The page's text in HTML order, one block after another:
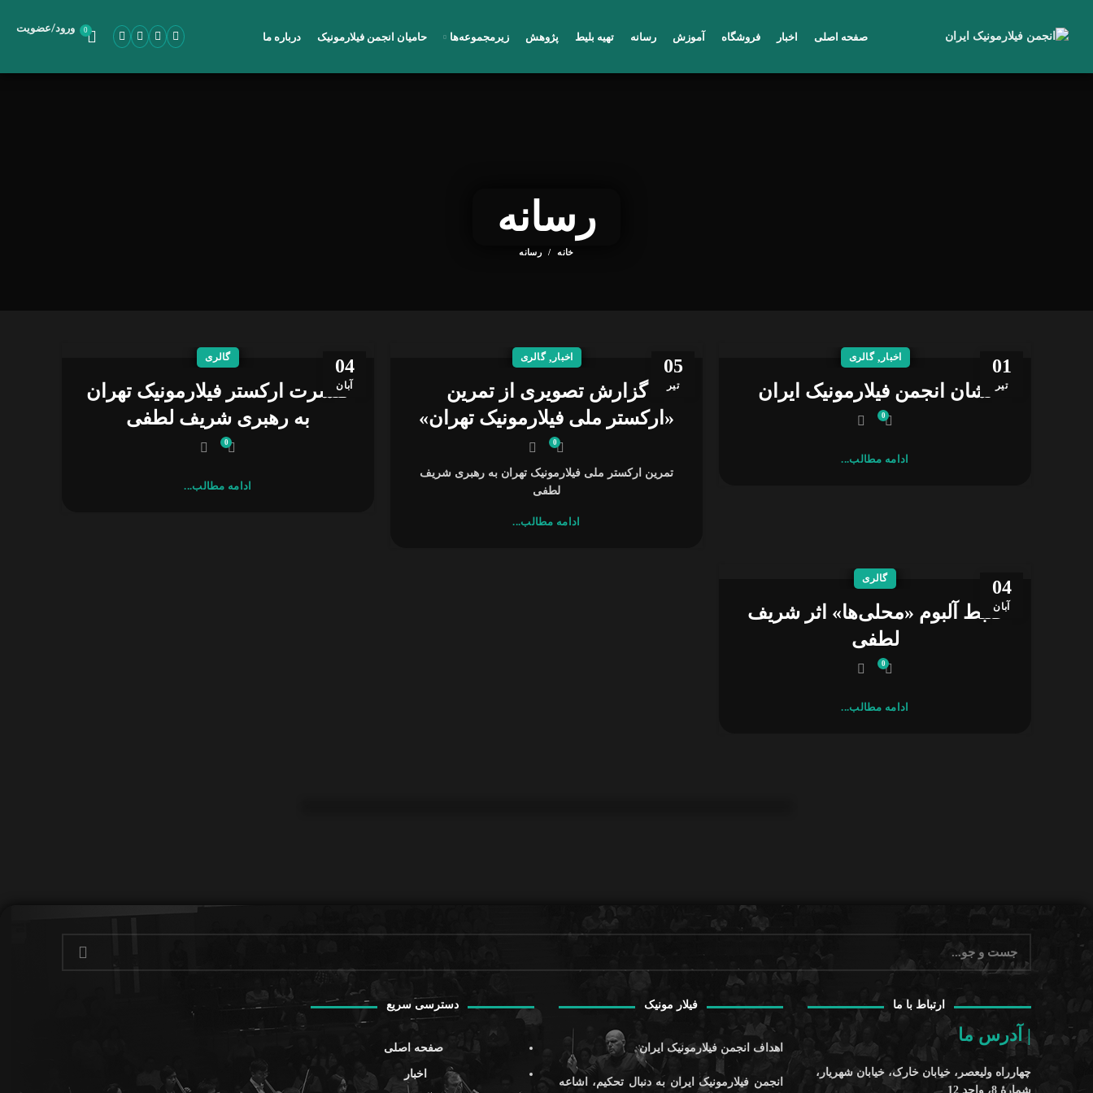
صفحه اصلی اخبار فروشگاه آموزش رسانه تهیه بلیط پژوهش زیرمجموعه‌ها حامیان انجمن فیلارمونیک درباره ما
0 ورود/عضویت
رسانه
خانه رسانه
01
تیر
اخبار ,گالری
نشان انجمن فیلارمونیک ایران
0
ادامه مطالب...
05
تیر
اخبار ,گالری
گزارش تصویری از تمرین
«ارکستر ملی فیلارمونیک تهران»
0
تمرین ارکستر ملی فیلارمونیک تهران به رهبری شریف
لطفی
ادامه مطالب...
04
آبان
گالری
کنسرت ارکستر فیلارمونیک تهران
به رهبری شریف لطفی
0
ادامه مطالب...
04
آبان
گالری
ضبط آلبوم «محلی‌ها» اثر شریف
لطفی
0
ادامه مطالب...
دسترسی سریع
صفحه اصلی
اخبار
فیلار مونیک
اهداف انجمن فیلارمونیک ایران
انجمن فیلارمونیک ایران به دنبال تحکیم، اشاعه
ارتباط با ما
| آدرس ما
چهارراه ولیعصر، خیابان خارک، خیابان شهریار،
شمارۀ 8، واحد 12